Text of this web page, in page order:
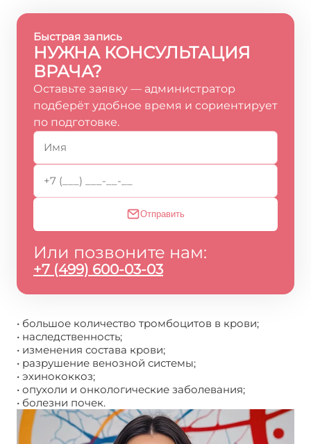
Быстрая запись
НУЖНА КОНСУЛЬТАЦИЯ
ВРАЧА?
Оставьте заявку — администратор
подберёт удобное время и сориентирует
по подготовке.
Отправить
Или позвоните нам:
+7 (499) 600-03-03
• большое количество тромбоцитов в крови;
• наследственность;
• изменения состава крови;
• разрушение венозной системы;
• эхинококкоз;
• опухоли и онкологические заболевания;
• болезни почек.